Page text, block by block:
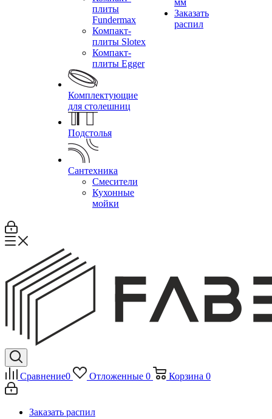
плиты
Fundermax
Компакт-
плиты Slotex
Компакт-
плиты Egger
Комплектующие
для столешниц
Подстолья
Сантехника
Смесители
Кухонные
мойки
мм
Заказать
распил
Сравнение0 Отложенные 0 Корзина 0
Заказать распил